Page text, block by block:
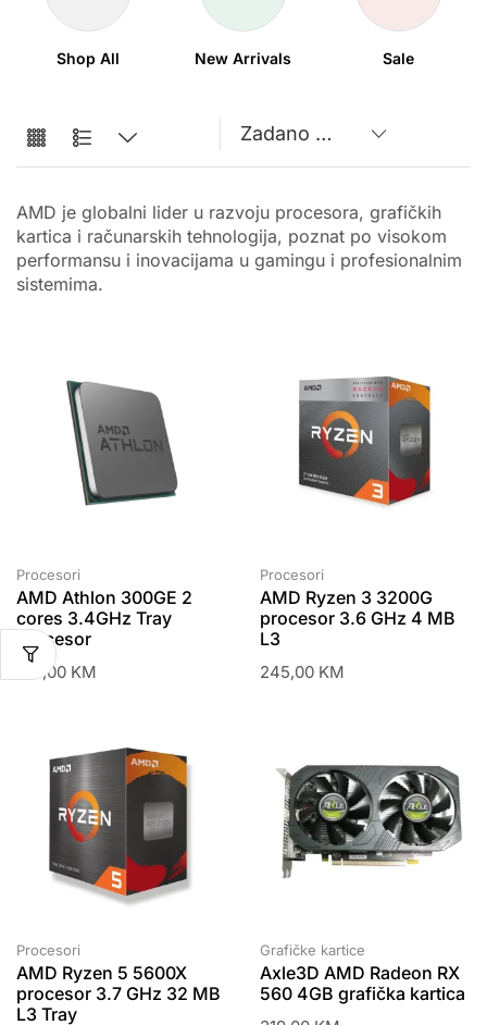
Shop All New Arrivals Sale
AMD je globalni lider u razvoju procesora, grafičkih
kartica i računarskih tehnologija, poznat po visokom
performansu i inovacijama u gamingu i profesionalnim
sistemima.
Procesori
AMD Athlon 300GE 2
cores 3.4GHz Tray
procesor
199,00 KM
Procesori
AMD Ryzen 3 3200G
procesor 3.6 GHz 4 MB
L3
245,00 KM
Procesori
AMD Ryzen 5 5600X
procesor 3.7 GHz 32 MB
L3 Tray
Grafičke kartice
Axle3D AMD Radeon RX
560 4GB grafička kartica